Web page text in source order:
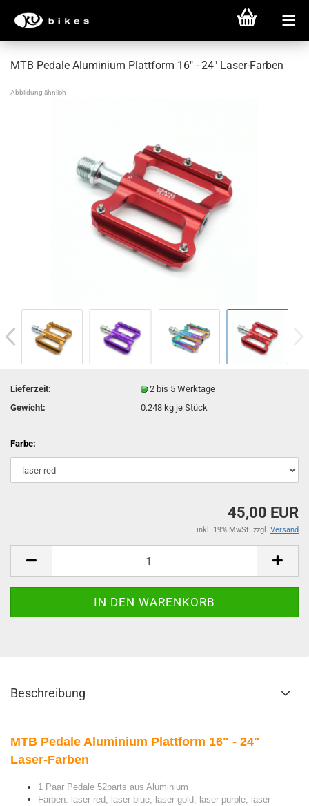
MTB Pedale Aluminium Plattform 16" - 24" Laser-Farben
Abbildung ähnlich
Lieferzeit:
2 bis 5 Werktage
Gewicht:
0.248 kg je Stück
Farbe:
45,00 EUR
inkl. 19% MwSt. zzgl. Versand
Beschreibung
MTB Pedale Aluminium Plattform 16" - 24"
Laser-Farben
1 Paar Pedale 52parts aus Aluminium
Farben: laser red, laser blue, laser gold, laser purple, laser